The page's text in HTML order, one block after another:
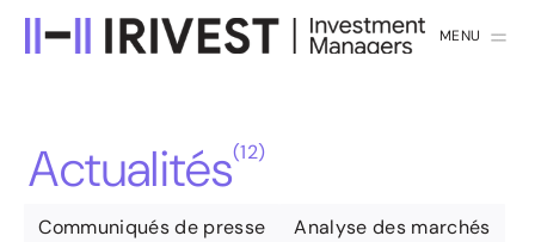
MENU
Actualités(12)
Communiqués de presse
Analyse des marchés